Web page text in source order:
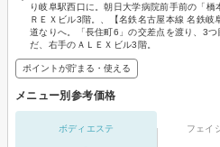
り岐阜駅西口に。朝日大学病院前手前の「
ＲＥＸビル3階。、【名鉄名古屋本線 名鉄
道なりへ。「長住町6」の交差点を渡り、3
だ、右手のＡＬＥＸビル3階。
ポイントが貯まる・使える
メニュー別参考価格
ボディエステ フェイ